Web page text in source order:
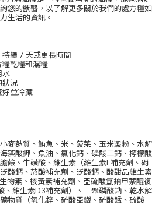
您的獸醫，以了解更多關於我們的處方糧如
生活的資訊。
續 7 天或更長時間
乾糧和濕糧
水
狀況
好並冷藏
麥麩質、鮪魚、米、菠菜、玉米澱粉、水解
藻酸鉀、魚油、氯化鈣、磷酸二鈣、檸檬酸
鹼、牛磺酸、維生素（維生素E補充劑、硝
酸鈣、菸酸補充劑、泛酸鈣、酸甜品維生素
物素、核黃素補充劑、亞硫酸氫鈉甲萘醌複
、維生素D3補充劑）、三聚磷酸鈉、乾水解
物質（氧化鋅、硫酸亞鐵、硫酸錳、硫酸